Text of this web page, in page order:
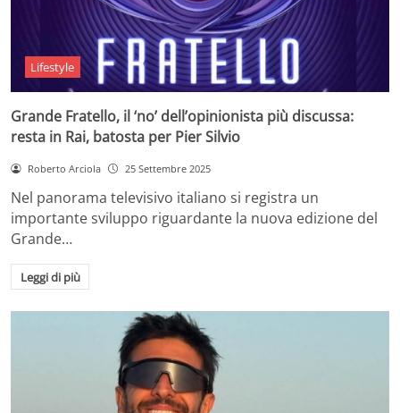
Lifestyle
Grande Fratello, il ‘no’ dell’opinionista più discussa:
resta in Rai, batosta per Pier Silvio
Roberto Arciola 25 Settembre 2025
Nel panorama televisivo italiano si registra un
importante sviluppo riguardante la nuova edizione del
Grande…
Leggi di più